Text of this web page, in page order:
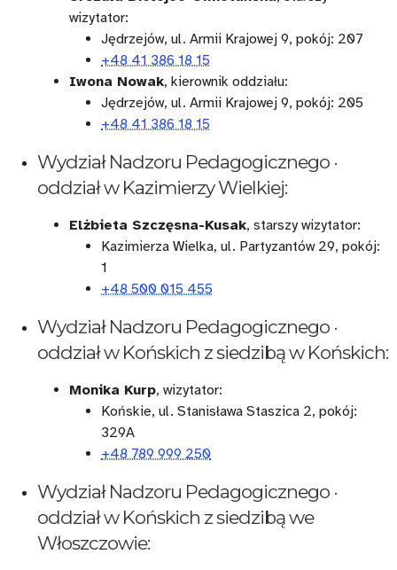
wizytator:
Jędrzejów, ul. Armii Krajowej 9, pokój: 207
+48 41 386 18 15
Iwona Nowak, kierownik oddziału:
Jędrzejów, ul. Armii Krajowej 9, pokój: 205
+48 41 386 18 15
Wydział Nadzoru Pedagogicznego ·
oddział w Kazimierzy Wielkiej:
Elżbieta Szczęsna-Kusak, starszy wizytator:
Kazimierza Wielka, ul. Partyzantów 29, pokój:
1
+48 500 015 455
Wydział Nadzoru Pedagogicznego ·
oddział w Końskich z siedzibą w Końskich:
Monika Kurp, wizytator:
Końskie, ul. Stanisława Staszica 2, pokój:
329A
+48 789 999 250
Wydział Nadzoru Pedagogicznego ·
oddział w Końskich z siedzibą we
Włoszczowie: